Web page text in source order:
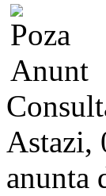
Astazi,
anunta